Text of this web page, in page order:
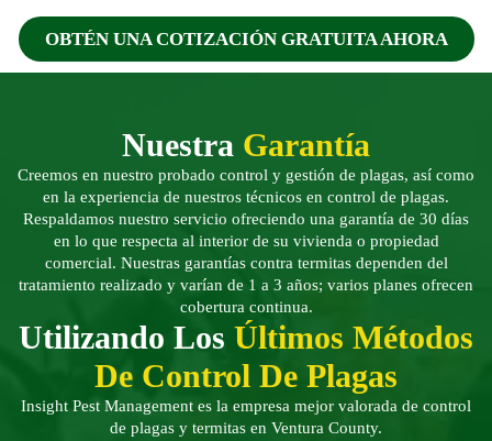
OBTÉN UNA COTIZACIÓN GRATUITA AHORA
Nuestra Garantía
Creemos en nuestro probado control y gestión de plagas, así como
en la experiencia de nuestros técnicos en control de plagas.
Respaldamos nuestro servicio ofreciendo una garantía de 30 días
en lo que respecta al interior de su vivienda o propiedad
comercial. Nuestras garantías contra termitas dependen del
tratamiento realizado y varían de 1 a 3 años; varios planes ofrecen
cobertura continua.
Utilizando Los Últimos Métodos
De Control De Plagas
Insight Pest Management es la empresa mejor valorada de control
de plagas y termitas en Ventura County.